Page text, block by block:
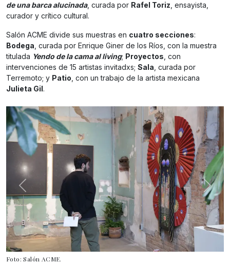
de una barca alucinada, curada por Rafel Toriz, ensayista,
curador y crítico cultural.
Salón ACME divide sus muestras en cuatro secciones:
Bodega, curada por Enrique Giner de los Ríos, con la muestra
titulada Yendo de la cama al living; Proyectos, con
intervenciones de 15 artistas invitadxs; Sala, curada por
Terremoto; y Patio, con un trabajo de la artista mexicana
Julieta Gil .
Foto: Salón ACME.